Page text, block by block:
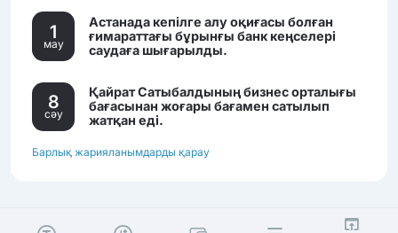
1
мау
Астанада кепілге алу оқиғасы болған
ғимараттағы бұрынғы банк кеңселері
саудаға шығарылды.
8
сәу
Қайрат Сатыбалдының бизнес орталығы
бағасынан жоғары бағамен сатылып
жатқан еді.
Барлық жарияланымдарды қарау